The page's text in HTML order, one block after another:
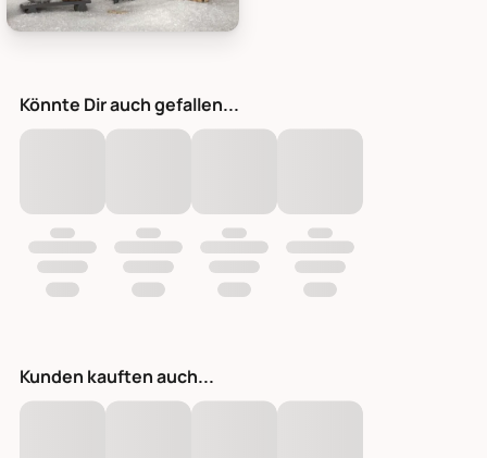
Könnte Dir auch gefallen...
Kunden kauften auch...